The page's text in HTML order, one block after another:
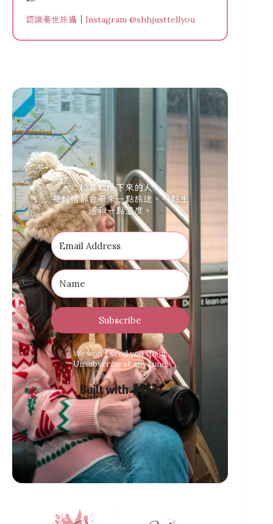
認識晏世旅攝 Instagram @shhjusttellyou
給喜歡慢下來的人。
每封信都會帶來一點旅途、一點生
活和一點溫度。
Subscribe
We won’t send you spam.
Unsubscribe at any time.
Built with Kit